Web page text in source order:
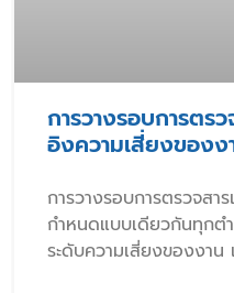
การวางรอบการตร
อิงความเสี่ยงของง
การวางรอบการตรวจสา
กำหนดแบบเดียวกันทุกต
ระดับความเสี่ยงของงาน